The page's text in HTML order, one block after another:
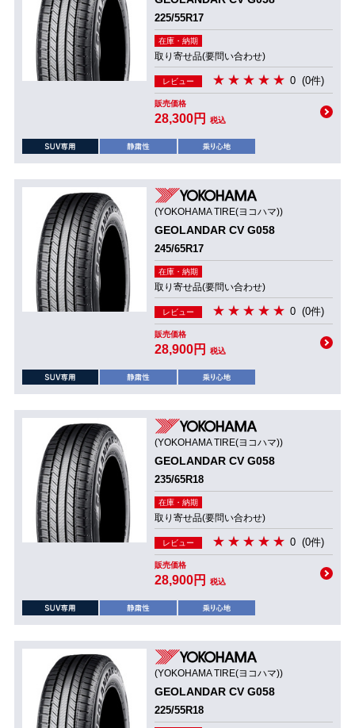
225/55R17
在庫・納期
取り寄せ品(要問い合わせ)
レビュー 0 (0件)
販売価格
28,300円 税込
(YOKOHAMA TIRE(ヨコハマ))
GEOLANDAR CV G058
245/65R17
在庫・納期
取り寄せ品(要問い合わせ)
レビュー 0 (0件)
販売価格
28,900円 税込
(YOKOHAMA TIRE(ヨコハマ))
GEOLANDAR CV G058
235/65R18
在庫・納期
取り寄せ品(要問い合わせ)
レビュー 0 (0件)
販売価格
28,900円 税込
(YOKOHAMA TIRE(ヨコハマ))
GEOLANDAR CV G058
225/55R18